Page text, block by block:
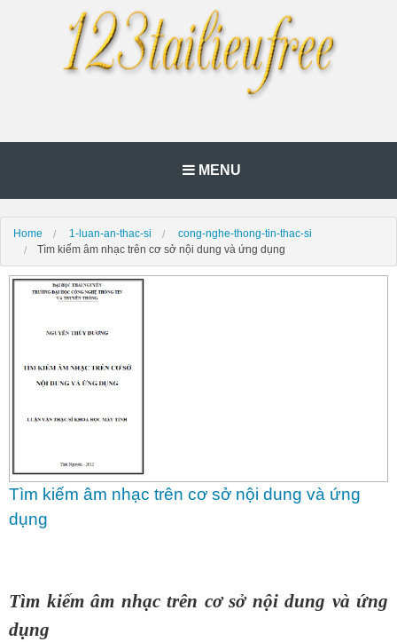
MENU
Home 1-luan-an-thac-si
cong-nghe-thong-tin-thac-si
Tìm kiếm âm nhạc trên cơ sở nội dung và ứng dụng
Tìm kiếm âm nhạc trên cơ sở nội dung và ứng
dụng
Tìm kiếm âm nhạc trên cơ sở nội dung và ứng
dụng